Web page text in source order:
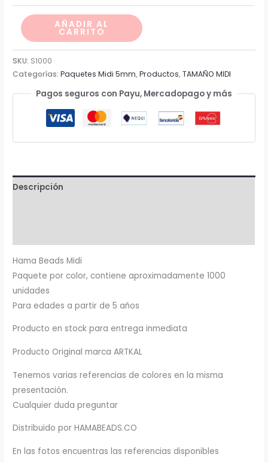
Paquetes
Artkal
Midi
5mm
1000
Unidades
cantidad
AÑADIR AL
CARRITO
SKU: S1000
Categorías:Paquetes Midi 5mm,Productos,TAMAÑO MIDI
Pagos seguros con Payu, Mercadopago y más
Descripción
Hama Beads Midi
Paquete por color, contiene aproximadamente 1000
unidades
Para edades a partir de 5 años
Producto en stock para entrega inmediata
Producto Original marca ARTKAL
Tenemos varias referencias de colores en la misma
presentación.
Cualquier duda preguntar
Distribuido por HAMABEADS.CO
En las fotos encuentras las referencias disponibles